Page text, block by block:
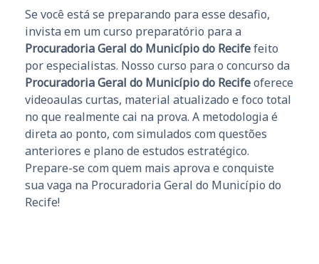
Se você está se preparando para esse desafio,
invista em um curso preparatório para a
Procuradoria Geral do Município do Recifefeito
por especialistas. Nosso curso para o concurso da
Procuradoria Geral do Município do Recifeoferece
videoaulas curtas, material atualizado e foco total
no que realmente cai na prova. A metodologia é
direta ao ponto, com simulados com questões
anteriores e plano de estudos estratégico.
Prepare-se com quem mais aprova e conquiste
sua vaga na Procuradoria Geral do Município do
Recife!